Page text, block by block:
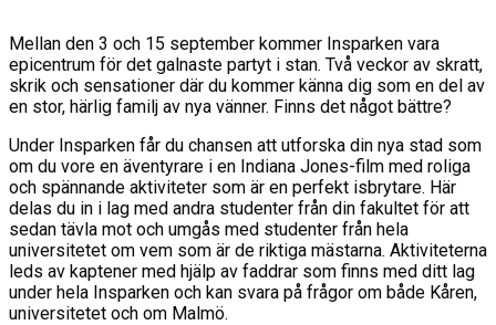
Mellan den 3 och 15 september kommer Insparken vara
epicentrum för det galnaste partyt i stan. Två veckor av skratt,
skrik och sensationer där du kommer känna dig som en del av
en stor, härlig familj av nya vänner. Finns det något bättre?
Under Insparken får du chansen att utforska din nya stad som
om du vore en äventyrare i en Indiana Jones-film med roliga
och spännande aktiviteter som är en perfekt isbrytare. Här
delas du in i lag med andra studenter från din fakultet för att
sedan tävla mot och umgås med studenter från hela
universitetet om vem som är de riktiga mästarna. Aktiviteterna
leds av kaptener med hjälp av faddrar som finns med ditt lag
under hela Insparken och kan svara på frågor om både Kåren,
universitetet och om Malmö.